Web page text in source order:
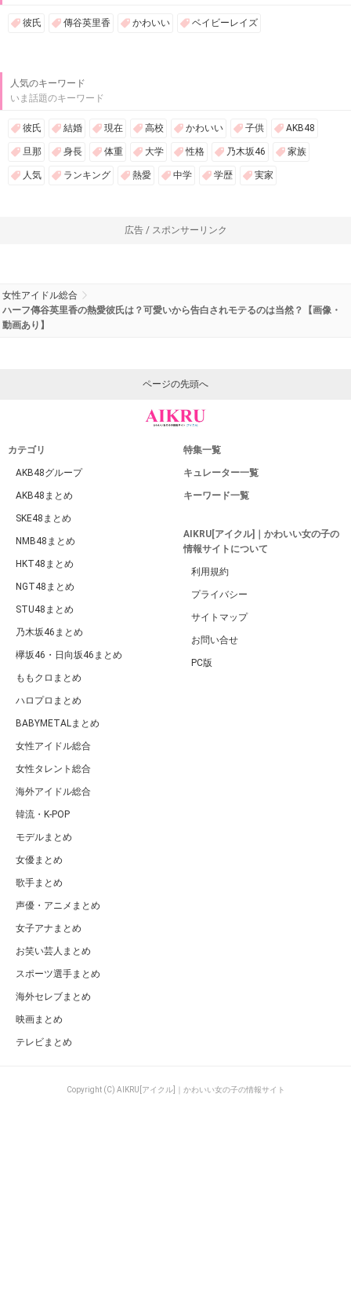
彼氏 傳谷英里香 かわいい ベイビーレイズ
人気のキーワード
いま話題のキーワード
彼氏 結婚 現在 高校 かわいい 子供 AKB48
旦那 身長 体重 大学 性格 乃木坂46 家族
人気 ランキング 熱愛 中学 学歴 実家
広告 / スポンサーリンク
女性アイドル総合
ハーフ傳谷英里香の熱愛彼氏は？可愛いから告白されモテるのは当然？【画像・
動画あり】
ページの先頭へ
カテゴリ
AKB48グループ
AKB48まとめ
SKE48まとめ
NMB48まとめ
HKT48まとめ
NGT48まとめ
STU48まとめ
乃木坂46まとめ
欅坂46・日向坂46まとめ
ももクロまとめ
ハロプロまとめ
BABYMETALまとめ
女性アイドル総合
女性タレント総合
海外アイドル総合
韓流・K-POP
モデルまとめ
女優まとめ
歌手まとめ
声優・アニメまとめ
女子アナまとめ
お笑い芸人まとめ
スポーツ選手まとめ
海外セレブまとめ
映画まとめ
テレビまとめ
特集一覧
キュレーター一覧
キーワード一覧
AIKRU[アイクル]｜かわいい女の子の
情報サイトについて
利用規約
プライバシー
サイトマップ
お問い合せ
PC版
Copyright (C) AIKRU[アイクル]｜かわいい女の子の情報サイト